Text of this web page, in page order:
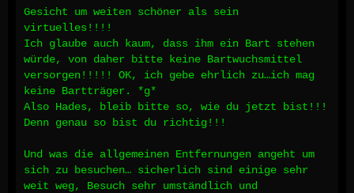
Gesicht um weiten schöner als sein
virtuelles!!!!
Ich glaube auch kaum, dass ihm ein Bart stehen
würde, von daher bitte keine Bartwuchsmittel
versorgen!!!!! OK, ich gebe ehrlich zu…ich mag
keine Bartträger. *g*
Also Hades, bleib bitte so, wie du jetzt bist!!!
Denn genau so bist du richtig!!!
Und was die allgemeinen Entfernungen angeht um
sich zu besuchen… sicherlich sind einige sehr
weit weg, Besuch sehr umständlich und